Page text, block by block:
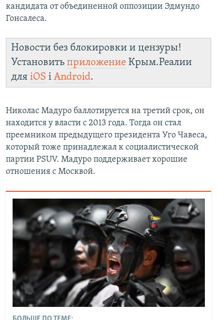
кандидата от объединенной оппозиции Эдмундо
Гонсалеса.
Новости без блокировки и цензуры!
Установить приложение Крым.Реалии
для iOS і Android.
Николас Мадуро баллотируется на третий срок, он
находится у власти с 2013 года. Тогда он стал
преемником предыдущего президента Уго Чавеса,
который тоже принадлежал к социалистической
партии PSUV. Мадуро поддерживает хорошие
отношения с Москвой.